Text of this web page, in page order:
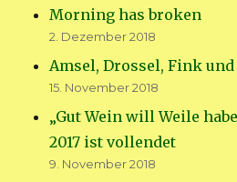
Morning has broken
2. Dezember 2018
Amsel, Drossel, Fink und
15. November 2018
„Gut Wein will Weile
2017 ist vollendet
9. November 2018